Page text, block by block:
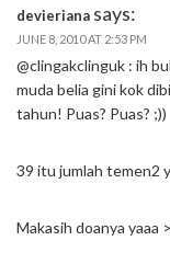
devieriana says:
JUNE 8, 2010 AT 2:53 PM
@clingakclinguk : ih
muda belia gini kok
tahun! Puas? Puas? ;))
39 itu jumlah temen2
Makasih doanya yaaa